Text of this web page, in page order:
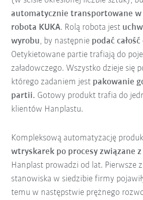
automatycznie transportowane w
robota KUKA. Rolą robota jest
wyrobu, by następnie podać
Oetykietowane partie trafiają do
załadowczego. Wszystko dzieje się
którego zadaniem jest pakowanie
partii. Gotowy produkt trafia do
klientów Hanplastu.
Kompleksową automatyzację
wtryskarek po procesy związane
Hanplast prowadzi od lat. Pierwsze
stanowiska w siedzibie firmy
temu w następstwie prężnego